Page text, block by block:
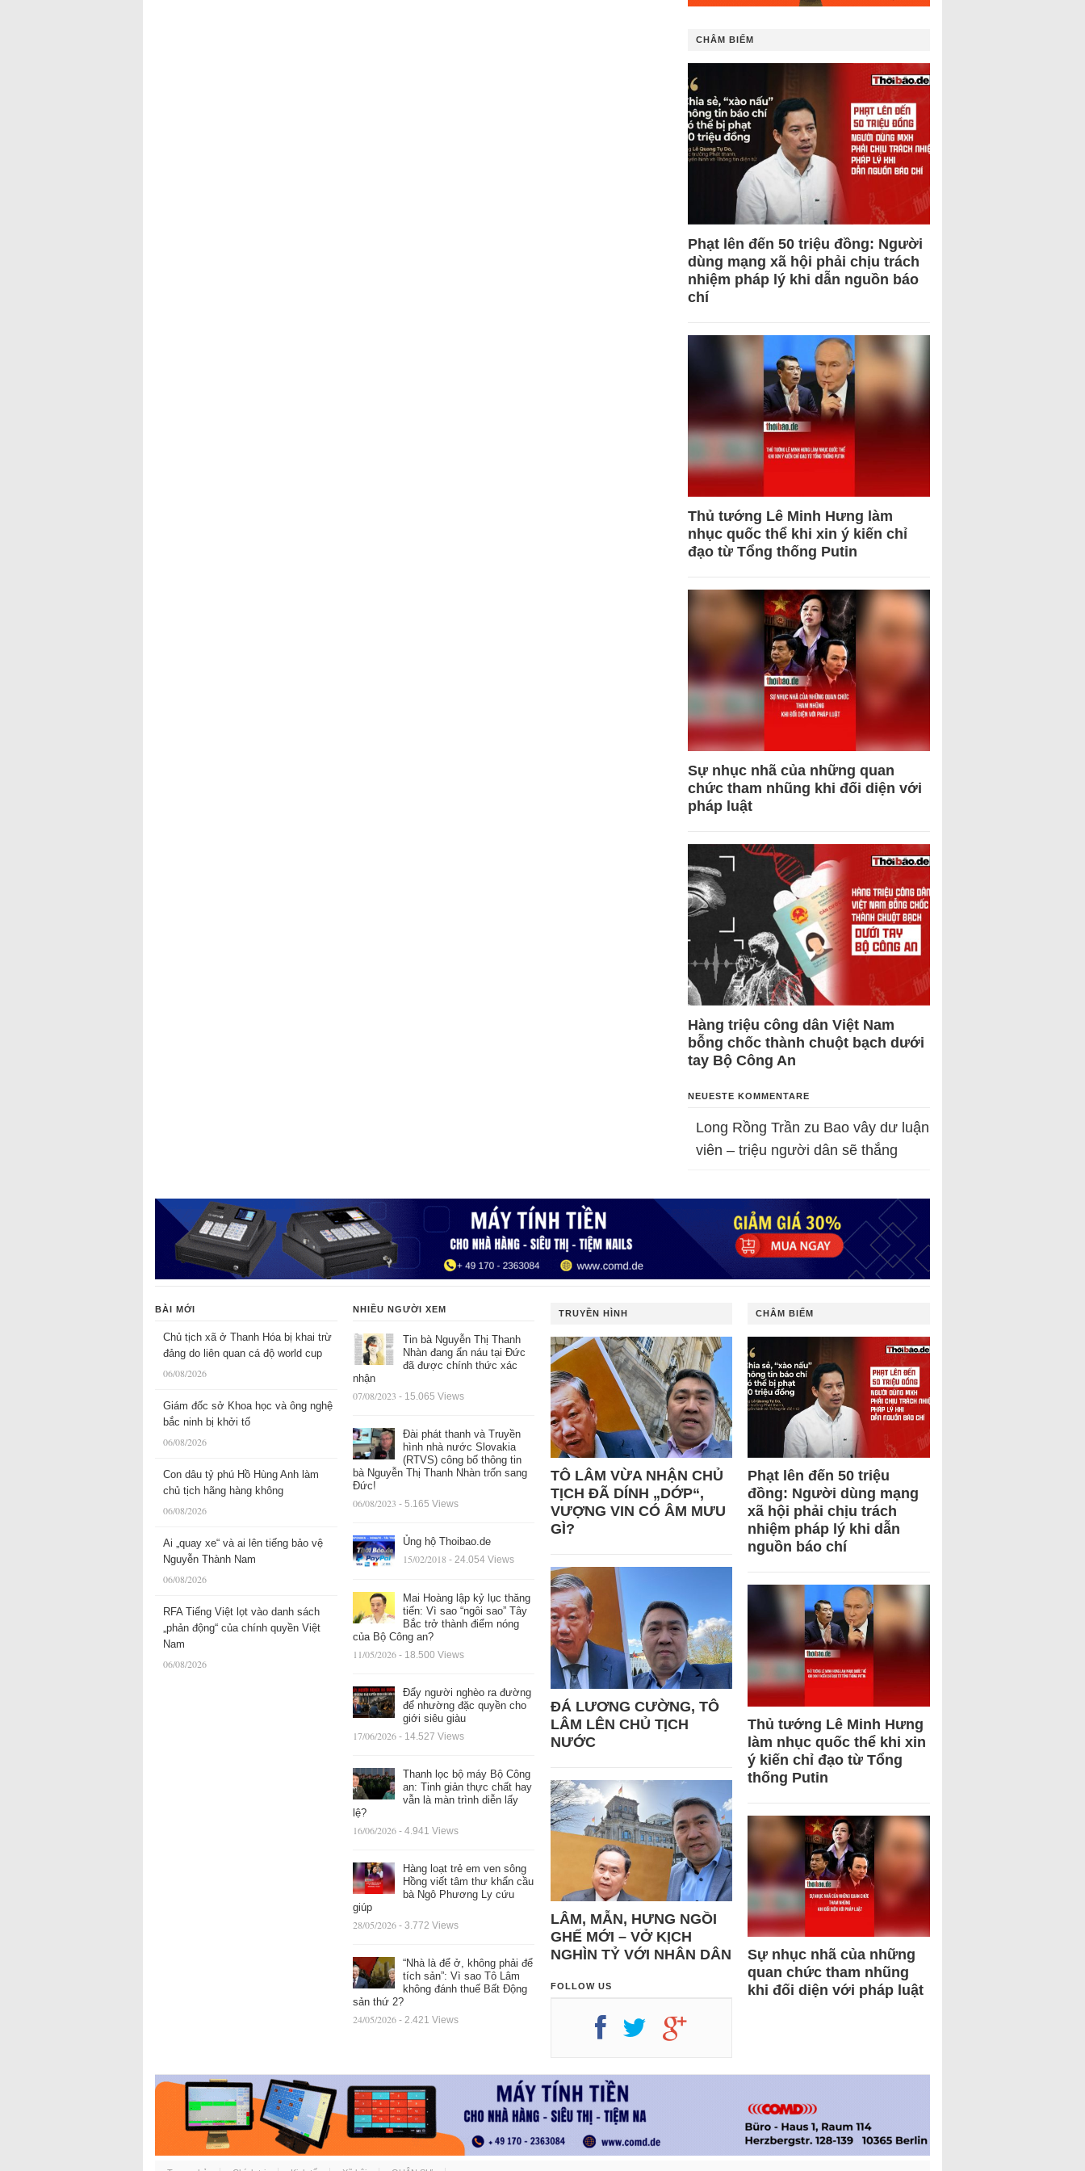
CHÂM BIẾM
Phạt lên đến 50 triệu đồng: Người
dùng mạng xã hội phải chịu trách
nhiệm pháp lý khi dẫn nguồn báo
chí
Thủ tướng Lê Minh Hưng làm
nhục quốc thể khi xin ý kiến chỉ
đạo từ Tổng thống Putin
Sự nhục nhã của những quan
chức tham nhũng khi đối diện với
pháp luật
Hàng triệu công dân Việt Nam
bỗng chốc thành chuột bạch dưới
tay Bộ Công An
NEUESTE KOMMENTARE
Long Rồng Trần zu Bao vây dư luận
viên – triệu người dân sẽ thắng
BÀI MỚI
Chủ tịch xã ở Thanh Hóa bị khai trừ
đảng do liên quan cá độ world cup
06/08/2026
Giám đốc sở Khoa học và ông nghệ
bắc ninh bị khởi tố
06/08/2026
Con dâu tỷ phú Hồ Hùng Anh làm
chủ tịch hãng hàng không
06/08/2026
Ai „quay xe“ và ai lên tiếng bảo vệ
Nguyễn Thành Nam
06/08/2026
RFA Tiếng Việt lọt vào danh sách
„phản động“ của chính quyền Việt
Nam
06/08/2026
NHIỀU NGƯỜI XEM
Tin bà Nguyễn Thị Thanh
Nhàn đang ẩn náu tại Đức
đã được chính thức xác
nhận
07/08/2023 - 15.065 Views
Đài phát thanh và Truyền
hình nhà nước Slovakia
(RTVS) công bố thông tin
bà Nguyễn Thị Thanh Nhàn trốn sang
Đức!
06/08/2023 - 5.165 Views
Ủng hộ Thoibao.de
15/02/2018 - 24.054 Views
Mai Hoàng lập kỷ lục thăng
tiến: Vì sao “ngôi sao” Tây
Bắc trở thành điểm nóng
của Bộ Công an?
11/05/2026 - 18.500 Views
Đẩy người nghèo ra đường
để nhường đặc quyền cho
giới siêu giàu
17/06/2026 - 14.527 Views
Thanh lọc bộ máy Bộ Công
an: Tinh giản thực chất hay
vẫn là màn trình diễn lấy
lệ?
16/06/2026 - 4.941 Views
Hàng loạt trẻ em ven sông
Hồng viết tâm thư khẩn cầu
bà Ngô Phương Ly cứu
giúp
28/05/2026 - 3.772 Views
“Nhà là để ở, không phải để
tích sản”: Vì sao Tô Lâm
không đánh thuế Bất Động
sản thứ 2?
24/05/2026 - 2.421 Views
TRUYỀN HÌNH
TÔ LÂM VỪA NHẬN CHỦ
TỊCH ĐÃ DÍNH „DỚP“,
VƯỢNG VIN CÓ ÂM MƯU
GÌ?
ĐÁ LƯƠNG CƯỜNG, TÔ
LÂM LÊN CHỦ TỊCH
NƯỚC
LÂM, MẪN, HƯNG NGỒI
GHẾ MỚI – VỞ KỊCH
NGHÌN TỶ VỚI NHÂN DÂN
FOLLOW US
CHÂM BIẾM
Phạt lên đến 50 triệu
đồng: Người dùng mạng
xã hội phải chịu trách
nhiệm pháp lý khi dẫn
nguồn báo chí
Thủ tướng Lê Minh Hưng
làm nhục quốc thể khi xin
ý kiến chỉ đạo từ Tổng
thống Putin
Sự nhục nhã của những
quan chức tham nhũng
khi đối diện với pháp luật